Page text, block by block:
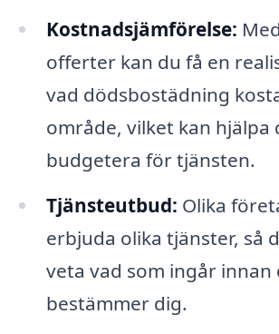
Kostnadsjämförelse:
offerter kan du få en
vad dödsbostädning
område, vilket kan hjälpa
budgetera för tjänsten.
Tjänsteutbud: Olika
erbjuda olika tjänster, så
veta vad som ingår innan
bestämmer dig.